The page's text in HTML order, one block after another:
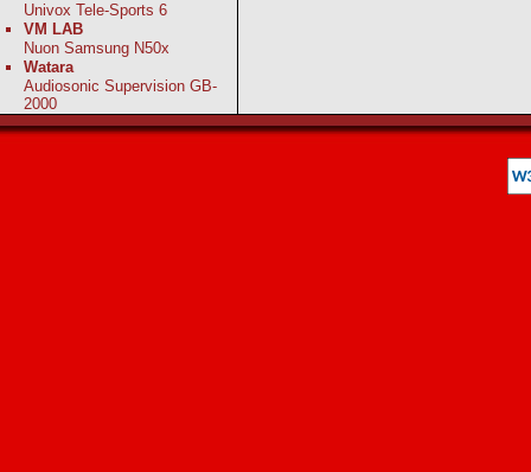
Univox Tele-Sports 6
VM LAB
Nuon Samsung N50x
Watara
Audiosonic Supervision GB-
2000